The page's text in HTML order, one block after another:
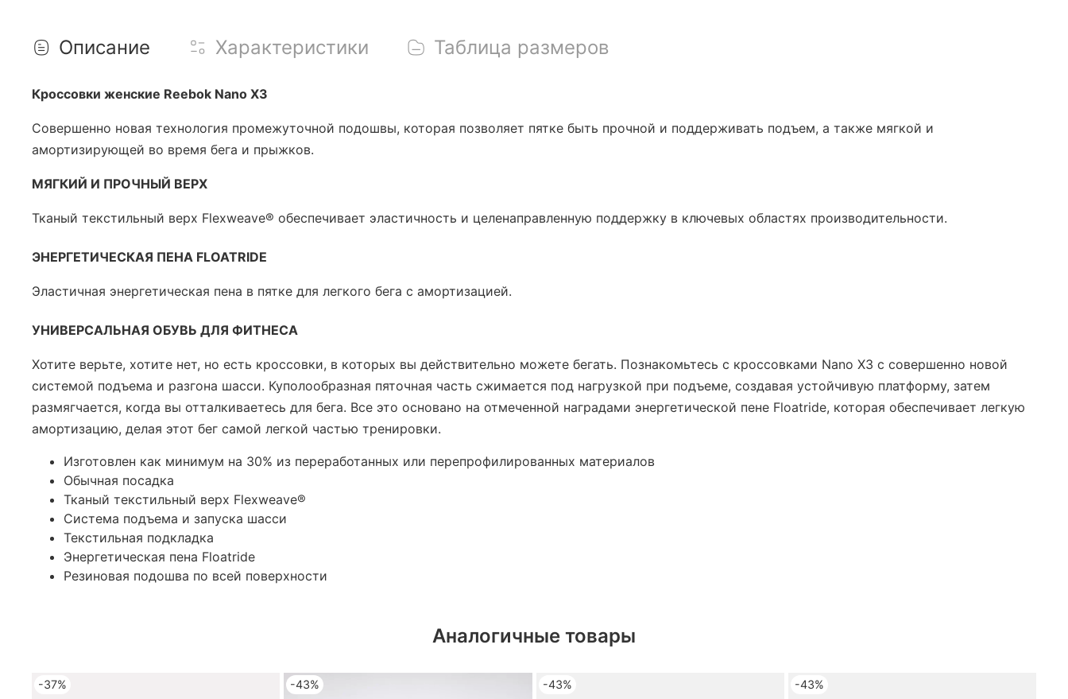
Описание Характеристики Таблица размеров
Кроссовки женские Reebok Nano X3
Совершенно новая технология промежуточной подошвы, которая позволяет пятке быть прочной и поддерживать подъем, а также мягкой и
амортизирующей во время бега и прыжков.
МЯГКИЙ И ПРОЧНЫЙ ВЕРХ
Тканый текстильный верх Flexweave® обеспечивает эластичность и целенаправленную поддержку в ключевых областях производительности.
ЭНЕРГЕТИЧЕСКАЯ ПЕНА FLOATRIDE
Эластичная энергетическая пена в пятке для легкого бега с амортизацией.
УНИВЕРСАЛЬНАЯ ОБУВЬ ДЛЯ ФИТНЕСА
Хотите верьте, хотите нет, но есть кроссовки, в которых вы действительно можете бегать. Познакомьтесь с кроссовками Nano X3 с совершенно новой
системой подъема и разгона шасси. Куполообразная пяточная часть сжимается под нагрузкой при подъеме, создавая устойчивую платформу, затем
размягчается, когда вы отталкиваетесь для бега. Все это основано на отмеченной наградами энергетической пене Floatride, которая обеспечивает легкую
амортизацию, делая этот бег самой легкой частью тренировки.
Изготовлен как минимум на 30% из переработанных или перепрофилированных материалов
Обычная посадка
Тканый текстильный верх Flexweave®
Система подъема и запуска шасси
Текстильная подкладка
Энергетическая пена Floatride
Резиновая подошва по всей поверхности
Аналогичные товары
-37% -43% -43% -43%